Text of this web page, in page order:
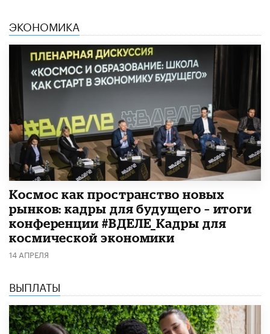
ЭКОНОМИКА
Космос как пространство новых
рынков: кадры для будущего – итоги
конференции #ВДЕЛЕ_Кадры для
космической экономики
14 АПРЕЛЯ
ВЫПЛАТЫ